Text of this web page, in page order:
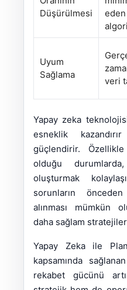
Düşürülmesi
eden
Uyum
Sağlama
veri
Yapay zeka
esneklik
güçlendirir.
olduğu
oluşturmak
sorunların
alınması mümkün
daha sağlam
Yapay Zeka ile
kapsamında
rekabet gücünü